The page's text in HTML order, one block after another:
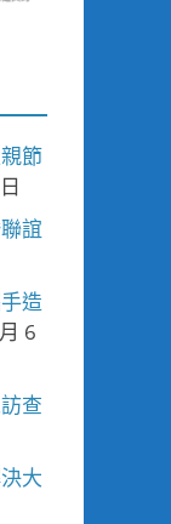
節
誼
造
6
查
大